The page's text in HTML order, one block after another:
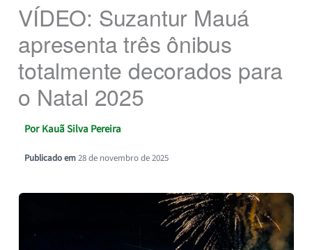
VÍDEO: Suzantur Mauá
apresenta três ônibus
totalmente decorados para
o Natal 2025
Por Kauã Silva Pereira
Publicado em28 de novembro de 2025